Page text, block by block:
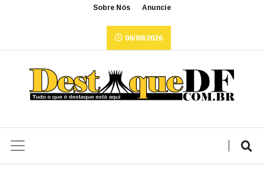
Sobre Nós Anuncie
06/08/2026